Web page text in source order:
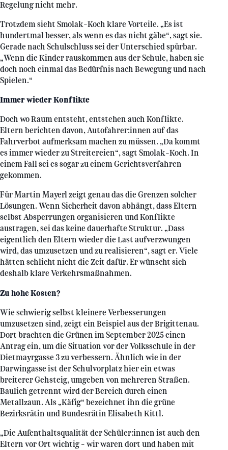
Regelung nicht mehr.
Trotzdem sieht Smolak-Koch klare Vorteile. „Es ist
hundertmal besser, als wenn es das nicht gäbe“, sagt sie.
Gerade nach Schulschluss sei der Unterschied spürbar.
„Wenn die Kinder rauskommen aus der Schule, haben sie
doch noch einmal das Bedürfnis nach Bewegung und nach
Spielen.“
Immer wieder Konflikte
Doch wo Raum entsteht, entstehen auch Konflikte.
Eltern berichten davon, Autofahrer:innen auf das
Fahrverbot aufmerksam machen zu müssen. „Da kommt
es immer wieder zu Streitereien“, sagt Smolak-Koch. In
einem Fall sei es sogar zu einem Gerichtsverfahren
gekommen.
Für Martin Mayerl zeigt genau das die Grenzen solcher
Lösungen. Wenn Sicherheit davon abhängt, dass Eltern
selbst Absperrungen organisieren und Konflikte
austragen, sei das keine dauerhafte Struktur. „Dass
eigentlich den Eltern wieder die Last aufverzwungen
wird, das umzusetzen und zu realisieren“, sagt er. Viele
hätten schlicht nicht die Zeit dafür. Er wünscht sich
deshalb klare Verkehrsmaßnahmen.
Zu hohe Kosten?
Wie schwierig selbst kleinere Verbesserungen
umzusetzen sind, zeigt ein Beispiel aus der Brigittenau.
Dort brachten die Grünen im September 2025 einen
Antrag ein, um die Situation vor der Volksschule in der
Dietmayrgasse 3 zu verbessern. Ähnlich wie in der
Darwingasse ist der Schulvorplatz hier ein etwas
breiterer Gehsteig, umgeben von mehreren Straßen.
Baulich getrennt wird der Bereich durch einen
Metallzaun. Als „Käfig“ bezeichnet ihn die grüne
Bezirksrätin und Bundesrätin Elisabeth Kittl.
„Die Aufenthaltsqualität der Schüler:innen ist auch den
Eltern vor Ort wichtig – wir waren dort und haben mit